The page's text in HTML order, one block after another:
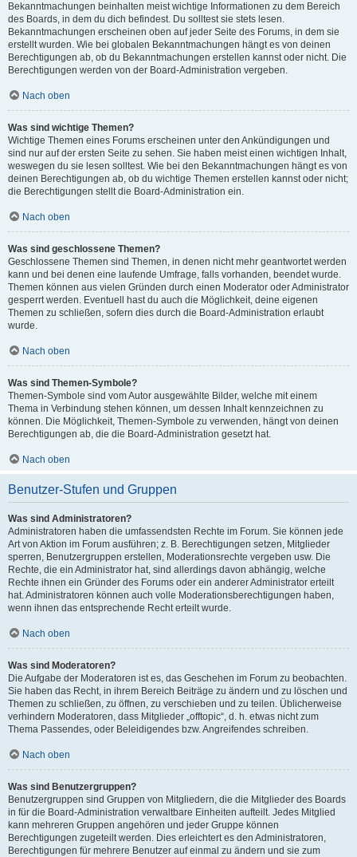
Bekanntmachungen beinhalten meist wichtige Informationen zu dem Bereich
des Boards, in dem du dich befindest. Du solltest sie stets lesen.
Bekanntmachungen erscheinen oben auf jeder Seite des Forums, in dem sie
erstellt wurden. Wie bei globalen Bekanntmachungen hängt es von deinen
Berechtigungen ab, ob du Bekanntmachungen erstellen kannst oder nicht. Die
Berechtigungen werden von der Board-Administration vergeben.
Nach oben
Was sind wichtige Themen?
Wichtige Themen eines Forums erscheinen unter den Ankündigungen und
sind nur auf der ersten Seite zu sehen. Sie haben meist einen wichtigen Inhalt,
weswegen du sie lesen solltest. Wie bei den Bekanntmachungen hängt es von
deinen Berechtigungen ab, ob du wichtige Themen erstellen kannst oder nicht;
die Berechtigungen stellt die Board-Administration ein.
Nach oben
Was sind geschlossene Themen?
Geschlossene Themen sind Themen, in denen nicht mehr geantwortet werden
kann und bei denen eine laufende Umfrage, falls vorhanden, beendet wurde.
Themen können aus vielen Gründen durch einen Moderator oder Administrator
gesperrt werden. Eventuell hast du auch die Möglichkeit, deine eigenen
Themen zu schließen, sofern dies durch die Board-Administration erlaubt
wurde.
Nach oben
Was sind Themen-Symbole?
Themen-Symbole sind vom Autor ausgewählte Bilder, welche mit einem
Thema in Verbindung stehen können, um dessen Inhalt kennzeichnen zu
können. Die Möglichkeit, Themen-Symbole zu verwenden, hängt von deinen
Berechtigungen ab, die die Board-Administration gesetzt hat.
Nach oben
Benutzer-Stufen und Gruppen
Was sind Administratoren?
Administratoren haben die umfassendsten Rechte im Forum. Sie können jede
Art von Aktion im Forum ausführen; z. B. Berechtigungen setzen, Mitglieder
sperren, Benutzergruppen erstellen, Moderationsrechte vergeben usw. Die
Rechte, die ein Administrator hat, sind allerdings davon abhängig, welche
Rechte ihnen ein Gründer des Forums oder ein anderer Administrator erteilt
hat. Administratoren können auch volle Moderationsberechtigungen haben,
wenn ihnen das entsprechende Recht erteilt wurde.
Nach oben
Was sind Moderatoren?
Die Aufgabe der Moderatoren ist es, das Geschehen im Forum zu beobachten.
Sie haben das Recht, in ihrem Bereich Beiträge zu ändern und zu löschen und
Themen zu schließen, zu öffnen, zu verschieben und zu teilen. Üblicherweise
verhindern Moderatoren, dass Mitglieder „offtopic“, d. h. etwas nicht zum
Thema Passendes, oder Beleidigendes bzw. Angreifendes schreiben.
Nach oben
Was sind Benutzergruppen?
Benutzergruppen sind Gruppen von Mitgliedern, die die Mitglieder des Boards
in für die Board-Administration verwaltbare Einheiten aufteilt. Jedes Mitglied
kann mehreren Gruppen angehören und jeder Gruppe können
Berechtigungen zugeteilt werden. Dies erleichtert es den Administratoren,
Berechtigungen für mehrere Benutzer auf einmal zu ändern und sie zum